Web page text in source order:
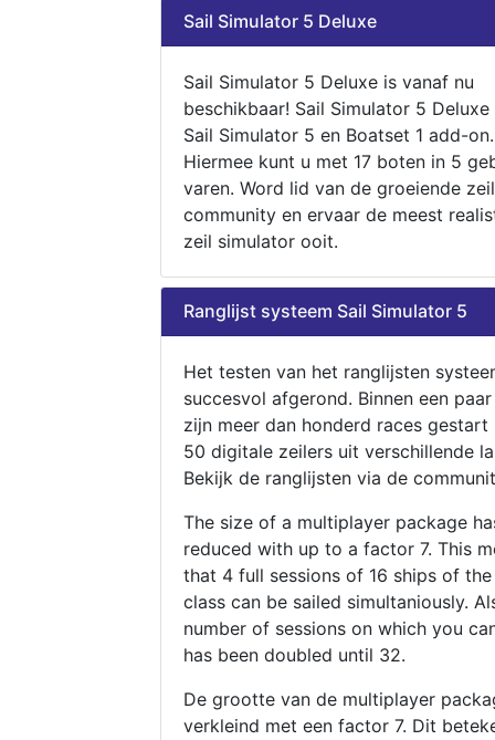
Sail Simulator 5 Deluxe
Sail Simulator 5 Deluxe is vanaf nu
beschikbaar! Sail Simulator 5
Sail Simulator 5 en Boatset 1 add-on.
Hiermee kunt u met 17 boten in 5
varen. Word lid van de groeiende zeil
community en ervaar de meest
zeil simulator ooit.
Ranglijst systeem Sail Simulator 5
Het testen van het ranglijsten
succesvol afgerond. Binnen een
zijn meer dan honderd races gestart
50 digitale zeilers uit verschillende
Bekijk de ranglijsten via de
The size of a multiplayer package
reduced with up to a factor 7. This
that 4 full sessions of 16 ships of
class can be sailed simultaniously.
number of sessions on which you
has been doubled until 32.
De grootte van de multiplayer
verkleind met een factor 7. Dit